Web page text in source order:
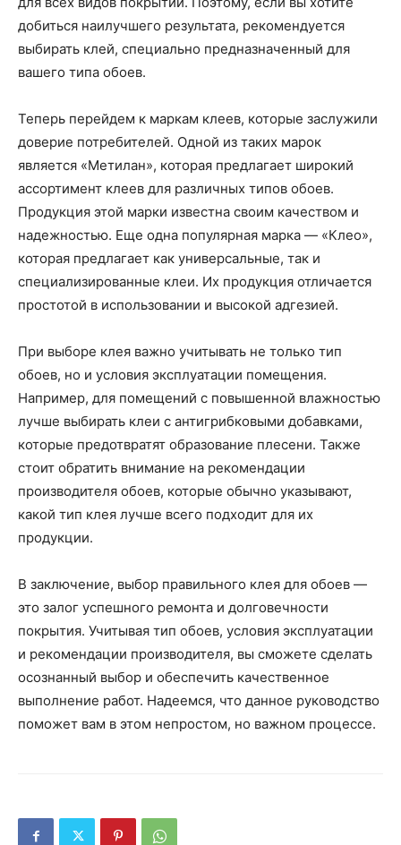
добиться наилучшего результата, рекомендуется
выбирать клей, специально предназначенный для
вашего типа обоев.
Теперь перейдем к маркам клеев, которые заслужили
доверие потребителей. Одной из таких марок
является «Метилан», которая предлагает широкий
ассортимент клеев для различных типов обоев.
Продукция этой марки известна своим качеством и
надежностью. Еще одна популярная марка — «Клео»,
которая предлагает как универсальные, так и
специализированные клеи. Их продукция отличается
простотой в использовании и высокой адгезией.
При выборе клея важно учитывать не только тип
обоев, но и условия эксплуатации помещения.
Например, для помещений с повышенной влажностью
лучше выбирать клеи с антигрибковыми добавками,
которые предотвратят образование плесени. Также
стоит обратить внимание на рекомендации
производителя обоев, которые обычно указывают,
какой тип клея лучше всего подходит для их
продукции.
В заключение, выбор правильного клея для обоев —
это залог успешного ремонта и долговечности
покрытия. Учитывая тип обоев, условия эксплуатации
и рекомендации производителя, вы сможете сделать
осознанный выбор и обеспечить качественное
выполнение работ. Надеемся, что данное руководство
поможет вам в этом непростом, но важном процессе.